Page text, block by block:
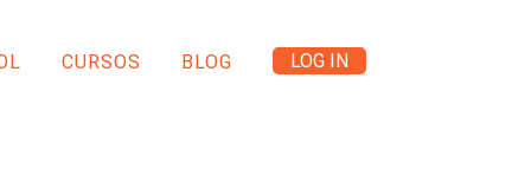
CURSOS BLOG LOG IN